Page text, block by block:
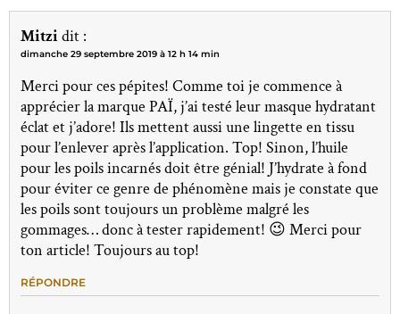
Mitzidit :
dimanche 29 septembre 2019 à 12 h 14 min
Merci pour ces pépites! Comme toi je commence à
apprécier la marque PAÏ, j’ai testé leur masque hydratant
éclat et j’adore! Ils mettent aussi une lingette en tissu
pour l’enlever après l’application. Top! Sinon, l’huile
pour les poils incarnés doit être génial! J’hydrate à fond
pour éviter ce genre de phénomène mais je constate que
les poils sont toujours un problème malgré les
gommages… donc à tester rapidement! 😉 Merci pour
ton article! Toujours au top!
RÉPONDRE